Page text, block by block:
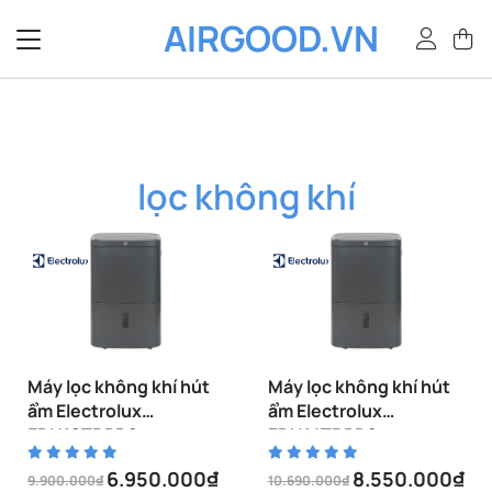
qua
dung
AIRGOOD.VN
lọc không khí
Máy lọc không khí hút
ẩm Electrolux
EDH12TRBD2
9.900.000₫ 6.950.000₫
Máy lọc không khí hút
ẩm Electrolux
EDH14TRBD2
10.690.000₫ 8.550.000₫